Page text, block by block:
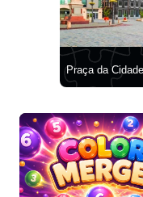
Praça da